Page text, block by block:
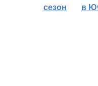
сезон
в